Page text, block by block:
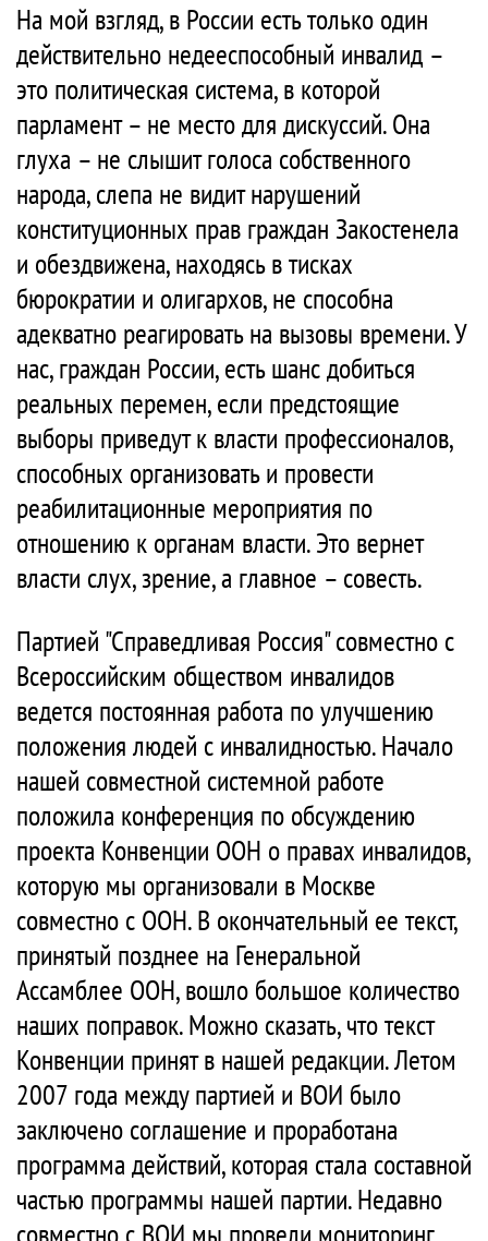
На мой взгляд, в России есть только один
действительно недееспособный инвалид –
это политическая система, в которой
парламент – не место для дискуссий. Она
глуха – не слышит голоса собственного
народа, слепа не видит нарушений
конституционных прав граждан Закостенела
и обездвижена, находясь в тисках
бюрократии и олигархов, не способна
адекватно реагировать на вызовы времени. У
нас, граждан России, есть шанс добиться
реальных перемен, если предстоящие
выборы приведут к власти профессионалов,
способных организовать и провести
реабилитационные мероприятия по
отношению к органам власти. Это вернет
власти слух, зрение, а главное – совесть.
Партией "Справедливая Россия" совместно с
Всероссийским обществом инвалидов
ведется постоянная работа по улучшению
положения людей с инвалидностью. Начало
нашей совместной системной работе
положила конференция по обсуждению
проекта Конвенции ООН о правах инвалидов,
которую мы организовали в Москве
совместно с ООН. В окончательный ее текст,
принятый позднее на Генеральной
Ассамблее ООН, вошло большое количество
наших поправок. Можно сказать, что текст
Конвенции принят в нашей редакции. Летом
2007 года между партией и ВОИ было
заключено соглашение и проработана
программа действий, которая стала составной
частью программы нашей партии. Недавно